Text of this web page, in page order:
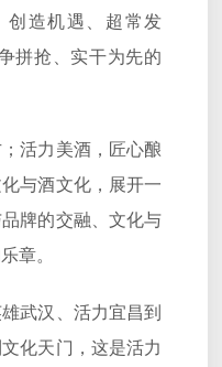
创造机遇、超常发
拼抢、实干为先的
活力美酒，匠心酿
与酒文化，展开一
牌的交融、文化与
章。
武汉、活力宜昌到
化天门，这是活力